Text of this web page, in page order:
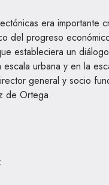
era importante
del progreso
estableciera un
urbana y en la
general y socio
de Ortega.